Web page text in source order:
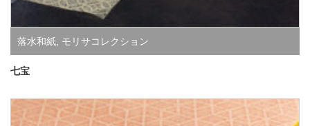
落水和紙, モリサコレクション
七宝